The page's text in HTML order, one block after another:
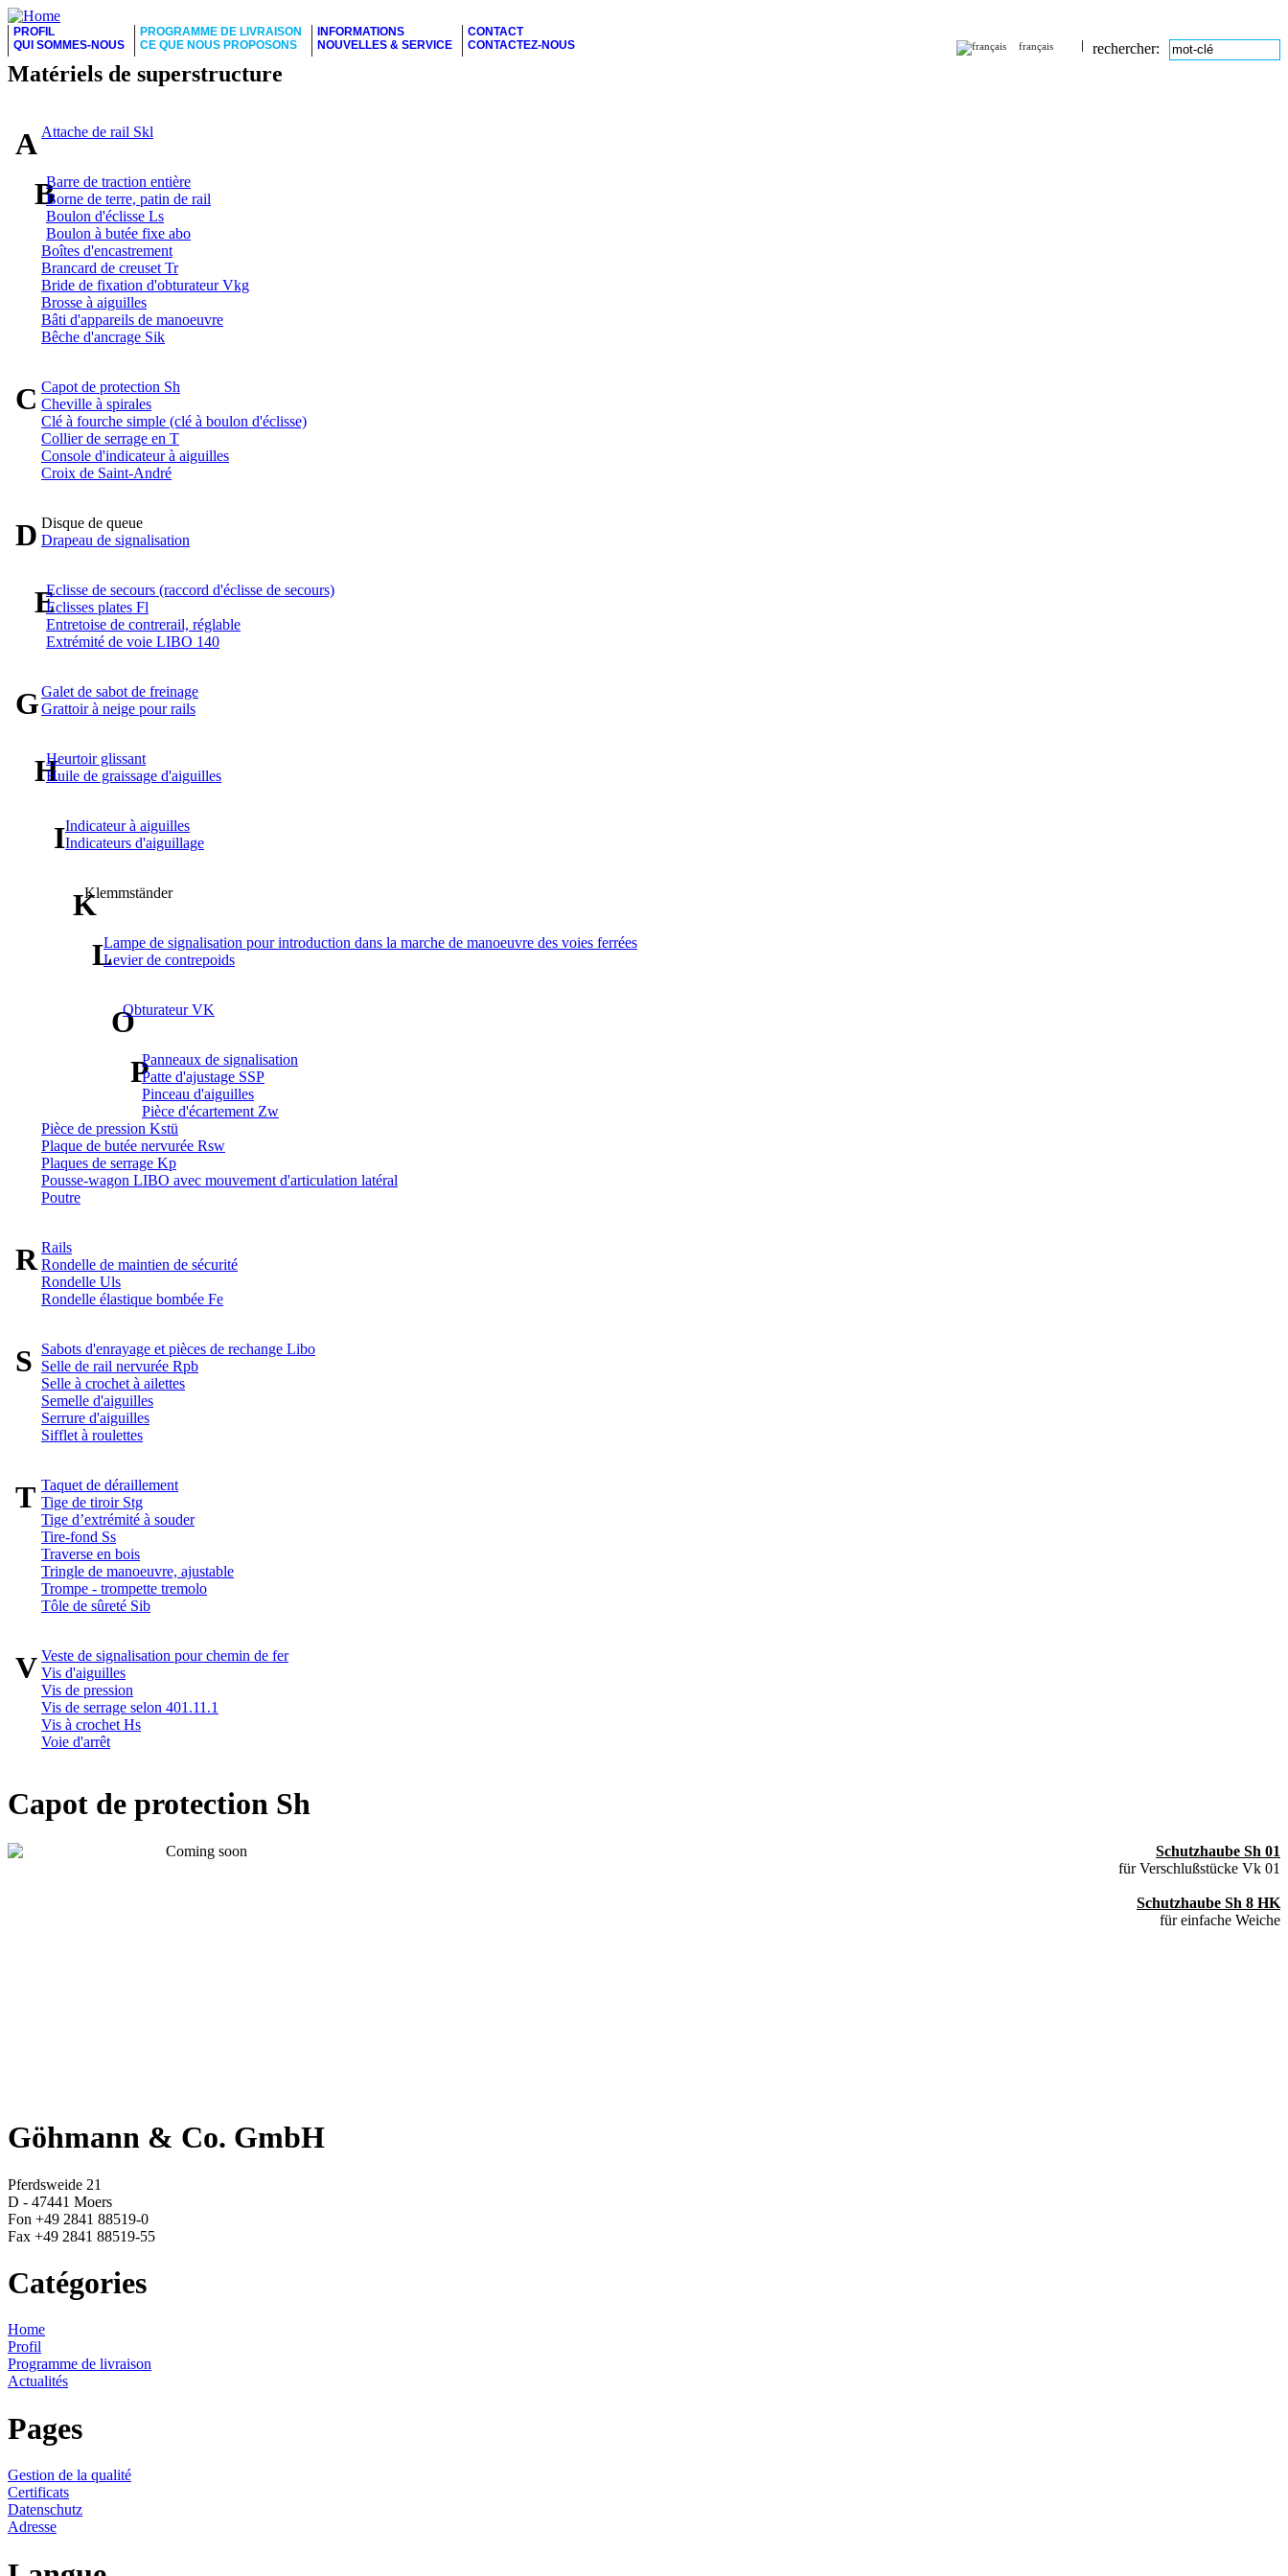
français rechercher:
PROFIL
QUI SOMMES-NOUS
PROGRAMME DE LIVRAISON
CE QUE NOUS PROPOSONS
INFORMATIONS
NOUVELLES & SERVICE
CONTACT
CONTACTEZ-NOUS
Matériels de superstructure
AAttache de rail Skl
B
Barre de traction entière
Borne de terre, patin de rail
Boulon d'éclisse Ls
Boulon à butée fixe abo
Boîtes d'encastrement
Brancard de creuset Tr
Bride de fixation d'obturateur Vkg
Brosse à aiguilles
Bâti d'appareils de manoeuvre
Bêche d'ancrage Sik
CCapot de protection Sh
Cheville à spirales
Clé à fourche simple (clé à boulon d'éclisse)
Collier de serrage en T
Console d'indicateur à aiguilles
Croix de Saint-André
DDisque de queue
Drapeau de signalisation
E
Eclisse de secours (raccord d'éclisse de secours)
Eclisses plates Fl
Entretoise de contrerail, réglable
Extrémité de voie LIBO 140
GGalet de sabot de freinage
Grattoir à neige pour rails
H
Heurtoir glissant
Huile de graissage d'aiguilles
IIndicateur à aiguilles
Indicateurs d'aiguillage
K
Klemmständer
L
Lampe de signalisation pour introduction dans la marche de manoeuvre des voies ferrées
Levier de contrepoids
O
Obturateur VK
PPanneaux de signalisation
Patte d'ajustage SSP
Pinceau d'aiguilles
Pièce d'écartement Zw
Pièce de pression Kstü
Plaque de butée nervurée Rsw
Plaques de serrage Kp
Pousse-wagon LIBO avec mouvement d'articulation latéral
Poutre
RRails
Rondelle de maintien de sécurité
Rondelle Uls
Rondelle élastique bombée Fe
S
Sabots d'enrayage et pièces de rechange Libo
Selle de rail nervurée Rpb
Selle à crochet à ailettes
Semelle d'aiguilles
Serrure d'aiguilles
Sifflet à roulettes
TTaquet de déraillement
Tige de tiroir Stg
Tige d’extrémité à souder
Tire-fond Ss
Traverse en bois
Tringle de manoeuvre, ajustable
Trompe - trompette tremolo
Tôle de sûreté Sib
VVeste de signalisation pour chemin de fer
Vis d'aiguilles
Vis de pression
Vis de serrage selon 401.11.1
Vis à crochet Hs
Voie d'arrêt
Capot de protection Sh
Schutzhaube Sh 01
für Verschlußstücke Vk 01
Schutzhaube Sh 8 HK
für einfache Weiche
Göhmann & Co. GmbH
Pferdsweide 21
D - 47441 Moers
Fon +49 2841 88519-0
Fax +49 2841 88519-55
Catégories
Home
Profil
Programme de livraison
Actualités
Pages
Gestion de la qualité
Certificats
Datenschutz
Adresse